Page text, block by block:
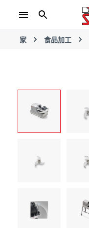
家 食品加工